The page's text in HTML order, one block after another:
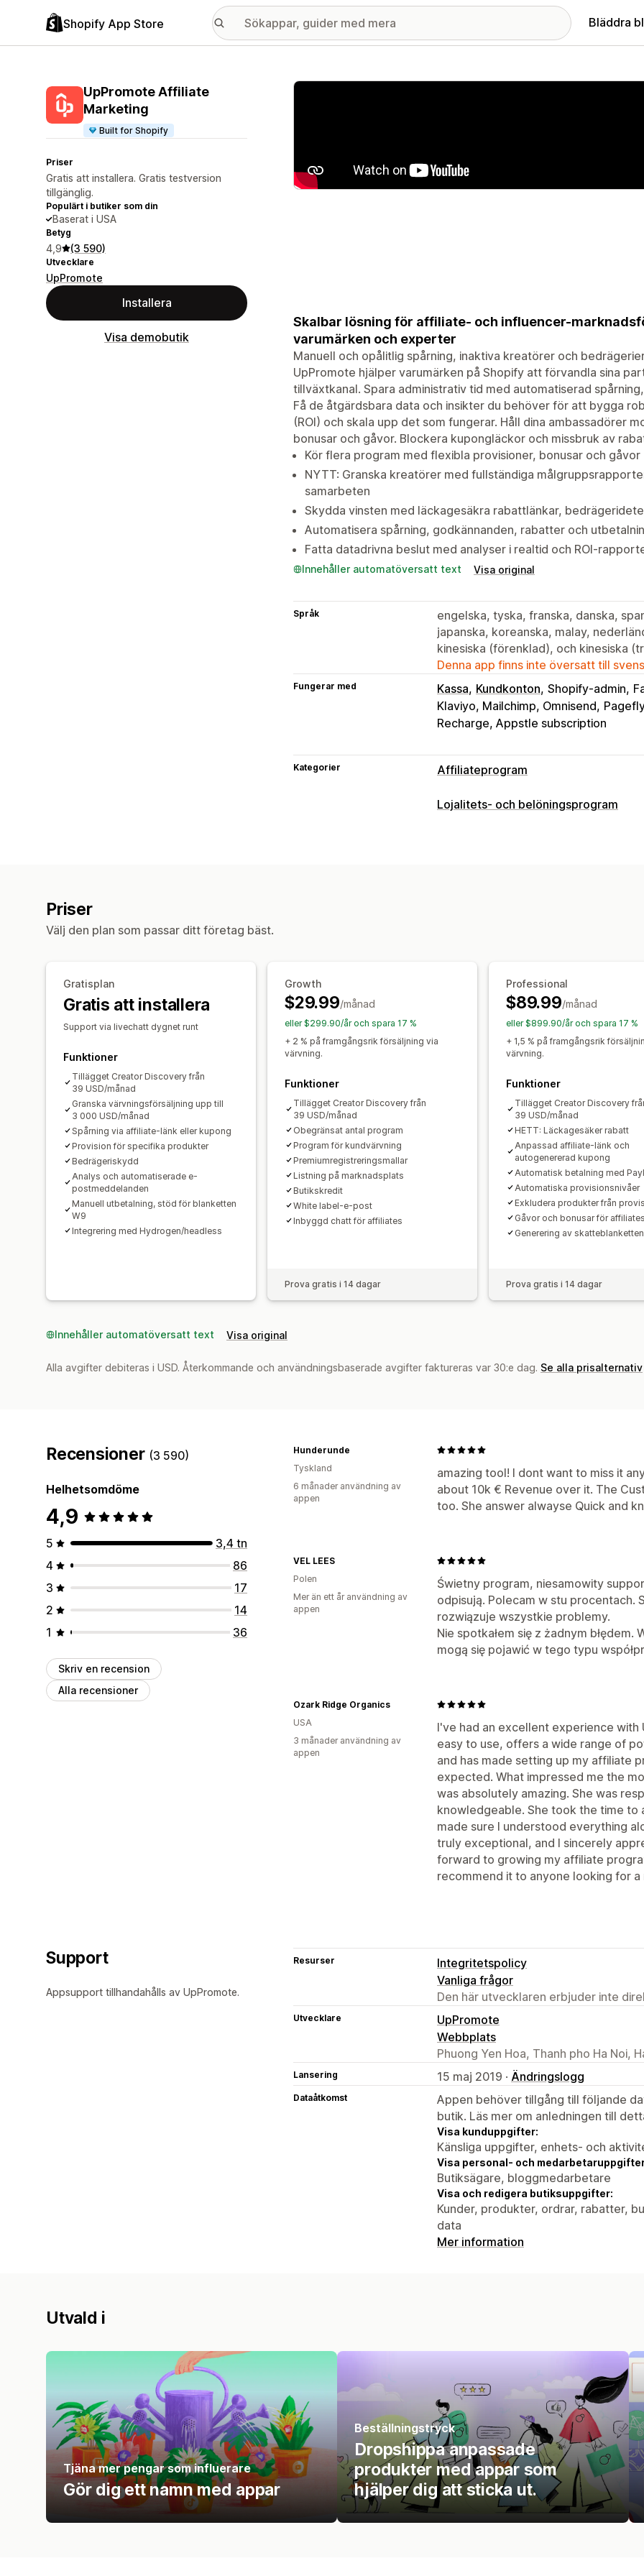
Shopify App Store Bläddra
UpPromote Affiliate
Marketing
Built for Shopify
Priser
Gratis att installera. Gratis testversion
tillgänglig.
Populärt i butiker som din
Baserat i USA
Betyg
4,9 (3 590)
Utvecklare
UpPromote
Installera
Visa demobutik
Galleri med utvalda bilder
Skalbar lösning för affiliate- och influencer-
varumärken och experter
Manuell och opålitlig spårning, inaktiva kreatörer och
UpPromote hjälper varumärken på Shopify att förvandla sina
tillväxtkanal. Spara administrativ tid med automatiserad
Få de åtgärdsbara data och insikter du behöver för att bygga
(ROI) och skala upp det som fungerar. Håll dina ambassadörer
bonusar och gåvor. Blockera kupongläckor och missbruk av
Kör flera program med flexibla provisioner, bonusar och gåvor
NYTT: Granska kreatörer med fullständiga
samarbeten
Skydda vinsten med läckagesäkra rabattlänkar,
Automatisera spårning, godkännanden, rabatter och
Fatta datadrivna beslut med analyser i realtid och ROI-
Innehåller automatöversatt text Visa original
Språk
engelska, tyska, franska, danska,
japanska, koreanska, malay,
kinesiska (förenklad), och kinesiska
Denna app finns inte översatt till
Fungerar med Kassa Kundkonton Shopify-admin
Klaviyo, Mailchimp, Omnisend
Recharge, Appstle subscription
Kategorier Affiliateprogram
Provisionsalternativ
Bedrägeribekämpning
Affiliate-upplevelse
Anpassade instrumentpaneler
Anpassade länkar och rabatter
Anpassat varumärke
Skatteformulär Banköverföringar
Bulkutbetalningar Kortutbetalningar
Lojalitets- och belöningsprogram
Priser
Välj den plan som passar ditt företag bäst.
Gratisplan
Gratis att installera
Support via livechatt dygnet runt
Funktioner
Tillägget Creator Discovery från
39 USD/månad
Granska värvningsförsäljning upp till
3 000 USD/månad
Spårning via affiliate-länk eller kupong
Provision för specifika produkter
Bedrägeriskydd
Analys och automatiserade e-
postmeddelanden
Manuell utbetalning, stöd för blanketten
W9
Integrering med Hydrogen/headless
Growth
$29.99/månad
eller $299.90/år och spara 17 %
+ 2 % på framgångsrik försäljning via
värvning.
Funktioner
Tillägget Creator Discovery från
39 USD/månad
Obegränsat antal program
Program för kundvärvning
Premiumregistreringsmallar
Listning på marknadsplats
Butikskredit
White label-e-post
Inbyggd chatt för affiliates
Prova gratis i 14 dagar
Professional
$89.99/månad
eller $899.90/år och spara 17 %
+ 1,5 % på framgångsrik
värvning.
Funktioner
Tillägget Creator Discovery
39 USD/månad
HETT: Läckagesäker rabatt
Anpassad affiliate-länk och
autogenererad kupong
Automatisk betalning med
Automatiska provisionsnivåer
Exkludera produkter från
Gåvor och bonusar för affiliates
Generering av
Prova gratis i 14 dagar
Innehåller automatöversatt text Visa original
Alla avgifter debiteras i USD. Återkommande och användningsbaserade avgifter faktureras var 30:e dag. Se alla prisalternativ
Recensioner (3 590)
Helhetsomdöme
4,9
5
3,4 tn
4
86
3
17
2
14
1
36
Skriv en recension
Alla recensioner
amazing tool! I dont want to miss it
about 10k € Revenue over it. The
too. She answer alwayse Quick and
Hunderunde
Tyskland
6 månader användning av
appen
Świetny program, niesamowity
odpisują. Polecam w stu procentach.
rozwiązuje wszystkie problemy.
Nie spotkałem się z żadnym
mogą się pojawić w tego typu
VEL LEES
Polen
Mer än ett år användning av
appen
I've had an excellent experience
easy to use, offers a wide range of
and has made setting up my affiliate
expected. What impressed me the
was absolutely amazing. She was
knowledgeable. She took the time to
made sure I understood everything
truly exceptional, and I sincerely
forward to growing my affiliate
recommend it to anyone looking for
Ozark Ridge Organics
USA
3 månader användning av
appen
Support
Appsupport tillhandahålls av UpPromote.
Resurser
Integritetspolicy
Vanliga frågor
Den här utvecklaren erbjuder inte
Utvecklare
UpPromote
Webbplats
Phuong Yen Hoa, Thanh pho Ha Noi,
Lansering 15 maj 2019 · Ändringslogg
Dataåtkomst
Appen behöver tillgång till följande
butik. Läs mer om anledningen till
Visa kunduppgifter:
Känsliga uppgifter, enhets- och
Visa personal- och
Butiksägare, bloggmedarbetare
Visa och redigera butiksuppgifter:
Kunder, produkter, ordrar, rabatter,
data
Mer information
Utvald i
Tjäna mer pengar som influerare
Gör dig ett namn med appar
Beställningstryck
Dropshippa anpassade
produkter med appar som
hjälper dig att sticka ut.